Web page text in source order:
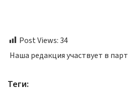
Post Views:34
Наша редакция участвует в
Теги: